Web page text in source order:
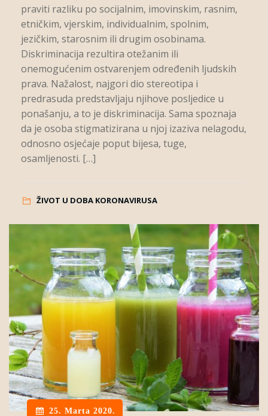
praviti razliku po socijalnim, imovinskim, rasnim,
etničkim, vjerskim, individualnim, spolnim,
jezičkim, starosnim ili drugim osobinama.
Diskriminacija rezultira otežanim ili
onemogućenim ostvarenjem određenih ljudskih
prava. Nažalost, najgori dio stereotipa i
predrasuda predstavljaju njihove posljedice u
ponašanju, a to je diskriminacija. Sama spoznaja
da je osoba stigmatizirana u njoj izaziva nelagodu,
odnosno osjećaje poput bijesa, tuge,
osamljenosti. […]
ŽIVOT U DOBA KORONAVIRUSA
25. Marta 2020.